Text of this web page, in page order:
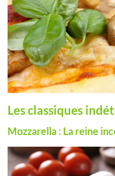
Les classiques
Mozzarella : La reine